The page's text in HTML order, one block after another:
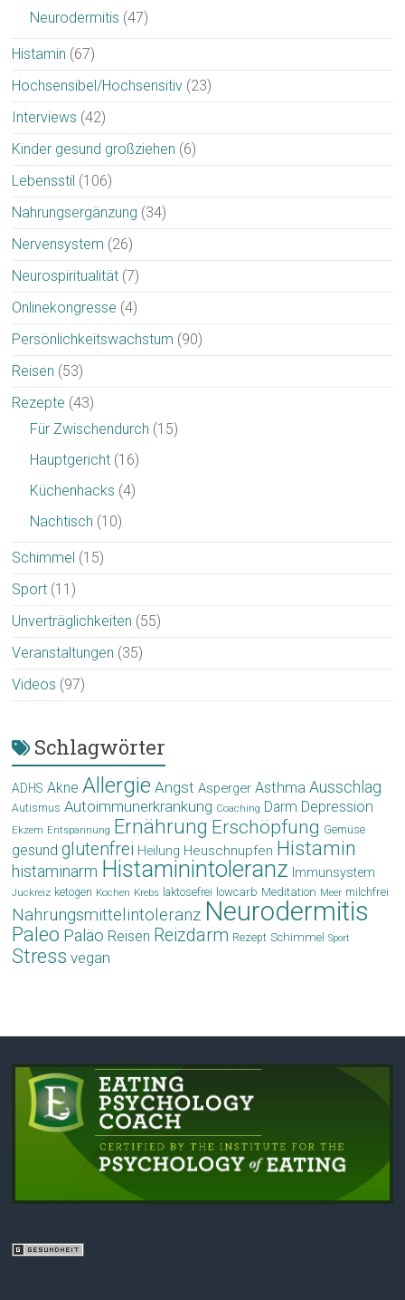
Neurodermitis (47)
Histamin (67)
Hochsensibel/Hochsensitiv (23)
Interviews (42)
Kinder gesund großziehen (6)
Lebensstil (106)
Nahrungsergänzung (34)
Nervensystem (26)
Neurospiritualität (7)
Onlinekongresse (4)
Persönlichkeitswachstum (90)
Reisen (53)
Rezepte (43)
Für Zwischendurch (15)
Hauptgericht (16)
Küchenhacks (4)
Nachtisch (10)
Schimmel (15)
Sport (11)
Unverträglichkeiten (55)
Veranstaltungen (35)
Videos (97)
Schlagwörter
ADHS Akne Allergie Angst Asperger Asthma Ausschlag
Autismus Autoimmunerkrankung Coaching Darm Depression
Ekzem Entspannung Ernährung Erschöpfung Gemüse
gesund glutenfrei Heilung Heuschnupfen Histamin
histaminarm Histaminintoleranz Immunsystem
Juckreiz ketogen Kochen Krebs laktosefrei lowcarb Meditation Meer milchfrei
Nahrungsmittelintoleranz Neurodermitis
Paleo Paläo Reisen Reizdarm Rezept Schimmel Sport
Stress vegan